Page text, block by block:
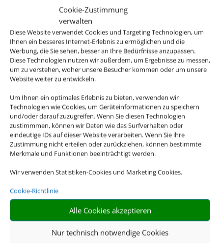
Cookie-Zustimmung
verwalten
Diese Website verwendet Cookies und Targeting Technologien, um
Ihnen ein besseres Internet-Erlebnis zu ermöglichen und die
Werbung, die Sie sehen, besser an Ihre Bedürfnisse anzupassen.
Diese Technologien nutzen wir außerdem, um Ergebnisse zu messen,
um zu verstehen, woher unsere Besucher kommen oder um unsere
Website weiter zu entwickeln.
Um Ihnen ein optimales Erlebnis zu bieten, verwenden wir
Technologien wie Cookies, um Geräteinformationen zu speichern
und/oder darauf zuzugreifen. Wenn Sie diesen Technologien
zustimmmen, können wir Daten wie das Surfverhalten oder
eindeutige IDs auf dieser Website verarbeiten. Wenn Sie ihre
Zustimmung nicht erteilen oder zurückziehen, können bestimmte
Merkmale und Funktionen beeinträchtigt werden.
Wir verwenden Statistiken-Cookies und Marketing Cookies.
Cookie-Richtlinie
Alle Cookies akzeptieren
Nur technisch notwendige Cookies
Mietwagen